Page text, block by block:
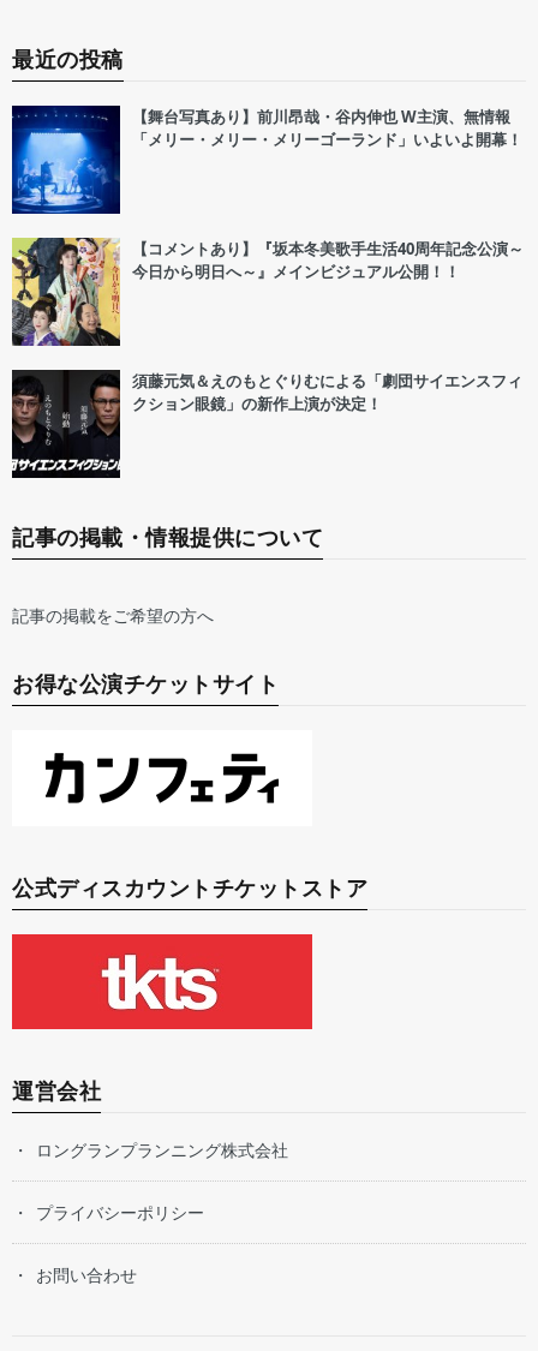
最近の投稿
【舞台写真あり】前川昂哉・谷内伸也 W主演、無情報
「メリー・メリー・メリーゴーランド」いよいよ開幕！
【コメントあり】『坂本冬美歌手生活40周年記念公演～
今日から明日へ～』メインビジュアル公開！！
須藤元気＆えのもとぐりむによる「劇団サイエンスフィ
クション眼鏡」の新作上演が決定！
記事の掲載・情報提供について
記事の掲載をご希望の方へ
お得な公演チケットサイト
公式ディスカウントチケットストア
運営会社
ロングランプランニング株式会社
プライバシーポリシー
お問い合わせ